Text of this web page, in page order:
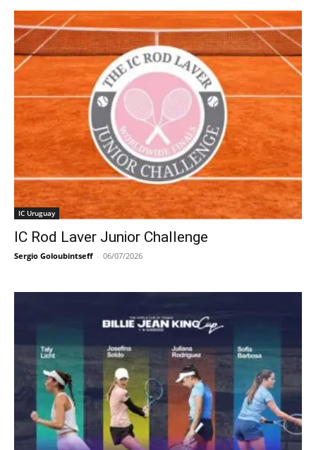
IC Uruguay
IC Rod Laver Junior Challenge
Sergio Goloubintseff - 06/07/2026